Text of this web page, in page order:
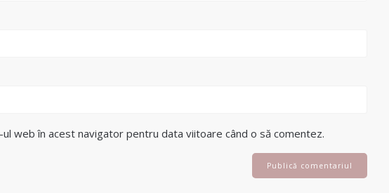
ul web în acest navigator pentru data viitoare când o să comentez.